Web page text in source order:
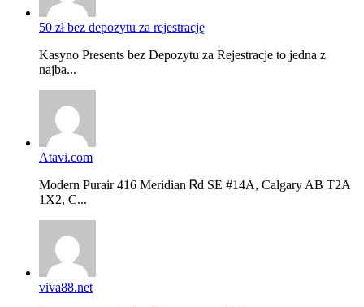
50 zł bez depozytu za rejestrację
Kasyno Presents bez Depozytu za Rejestracje to jedna z
najba...
Atavi.com
Modern Purair 416 Meridian Ꮢd ЅE #14A, Calgary AB T2A
1X2, C...
viva88.net